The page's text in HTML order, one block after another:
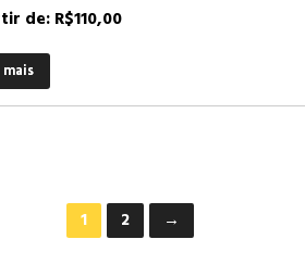
de:R$110,00
1 2 →